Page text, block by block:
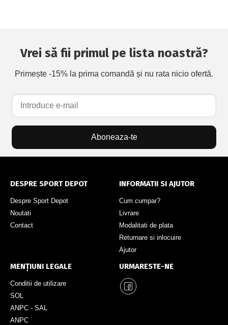
Vrei să fii primul pe lista noastră?
Primește -15% la prima comandă și nu rata nicio ofertă.
Aboneaza-te
DESPRE SPORT DEPOT
Despre Sport Depot
Noutati
Contact
INFORMATII SI AJUTOR
Cum cumpar?
Livrare
Modalitati de plata
Returnare si inlocuire
Ajutor
MENȚIUNI LEGALE
Conditii de utilizare
SOL
ANPC - SAL
ANPC
URMARESTE-NE